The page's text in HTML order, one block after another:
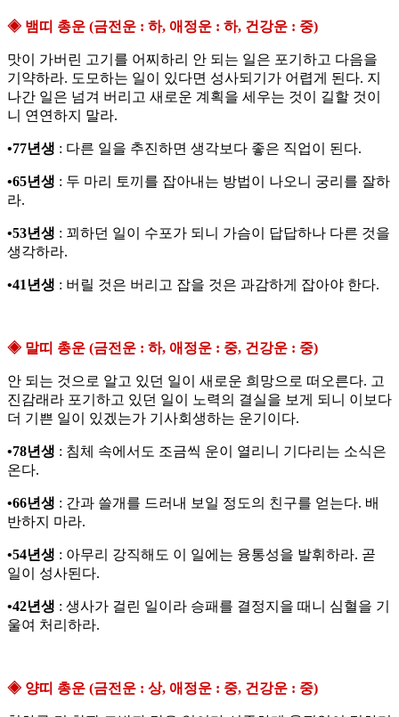
◈ 뱀띠 총운 (금전운 : 하, 애정운 : 하, 건강운 : 중)
맛이 가버린 고기를 어찌하리 안 되는 일은 포기하고 다음을
기약하라. 도모하는 일이 있다면 성사되기가 어렵게 된다. 지
나간 일은 넘겨 버리고 새로운 계획을 세우는 것이 길할 것이
니 연연하지 말라.
•77년생 : 다른 일을 추진하면 생각보다 좋은 직업이 된다.
•65년생 : 두 마리 토끼를 잡아내는 방법이 나오니 궁리를 잘하
라.
•53년생 : 꾀하던 일이 수포가 되니 가슴이 답답하나 다른 것을
생각하라.
•41년생 : 버릴 것은 버리고 잡을 것은 과감하게 잡아야 한다.
◈ 말띠 총운 (금전운 : 하, 애정운 : 중, 건강운 : 중)
안 되는 것으로 알고 있던 일이 새로운 희망으로 떠오른다. 고
진감래라 포기하고 있던 일이 노력의 결실을 보게 되니 이보다
더 기쁜 일이 있겠는가 기사회생하는 운기이다.
•78년생 : 침체 속에서도 조금씩 운이 열리니 기다리는 소식은
온다.
•66년생 : 간과 쓸개를 드러내 보일 정도의 친구를 얻는다. 배
반하지 마라.
•54년생 : 아무리 강직해도 이 일에는 융통성을 발휘하라. 곧
일이 성사된다.
•42년생 : 생사가 걸린 일이라 승패를 결정지을 때니 심혈을 기
울여 처리하라.
◈ 양띠 총운 (금전운 : 상, 애정운 : 중, 건강운 : 중)